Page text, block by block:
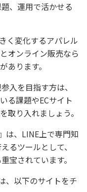
、運用で活かせる
く変化するアパレル
オンライン販売なら
あります。
入を目指す方は、
る課題やECサイト
取り入れましょう。
は、LINE上で専門知
るツールとして、
宝されています。
、以下のサイトをチ